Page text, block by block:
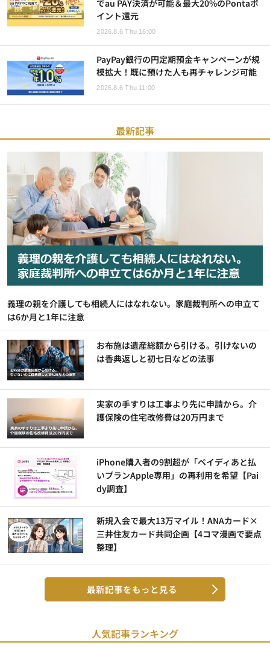
でau PAY決済が可能＆最大20%のPontaポ
イント還元
2026.8.6 Thu 16:00
PayPay銀行の円定期預金キャンペーンが規
模拡大！既に預けた人も再チャレンジ可能
2026.8.6 Thu 11:00
最新記事
義理の親を介護しても相続人にはなれない。家庭裁判所への申立て
は6か月と1年に注意
お布施は遺産総額から引ける。引けないの
は香典返しと初七日などの法事
実家の手すりは工事より先に申請から。介
護保険の住宅改修費は20万円まで
iPhone購入者の9割超が「ペイディあと払
いプランApple専用」の再利用を希望【Pai
dy調査】
新規入会で最大13万マイル！ANAカード×
三井住友カード共同企画【4コマ漫画で要点
整理】
最新記事をもっと見る
人気記事ランキング